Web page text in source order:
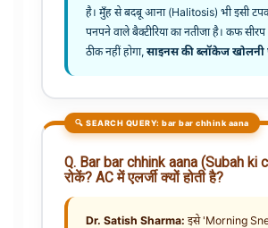
है। मुँह से बदबू आना (Halitosis) भी इसी
पनपने वाले बैक्टीरिया का नतीजा है। कफ
ठीक नहीं होगा, साइनस की ब्लॉकेज खोलनी
🔍 SEARCH QUERY: bar bar chhink aana
Q. Bar bar chhink aana (Subah ki
रोकें? AC में एलर्जी क्यों होती है?
Dr. Satish Sharma: इसे 'Morning